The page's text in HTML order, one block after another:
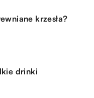
krzesła?
drinki